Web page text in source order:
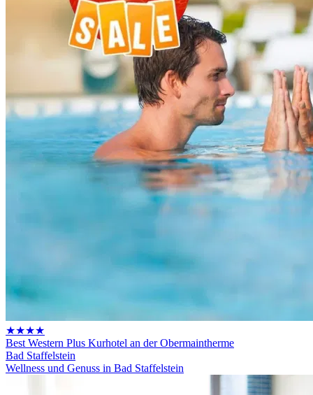
★★★★
Best Western Plus Kurhotel an der Obermaintherme
Bad Staffelstein
Wellness und Genuss in Bad Staffelstein